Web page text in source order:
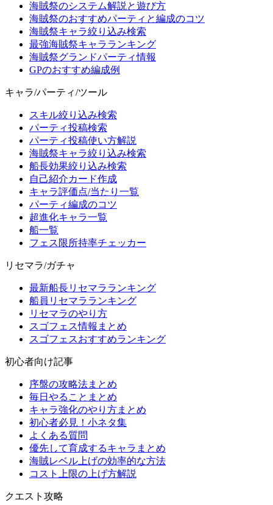
海賊祭のシステム解説と遊び方
海賊祭のおすすめパーティと編成のコツ
海賊祭キャラ絞り込み検索
最強海賊祭キャラランキング
海賊祭グランドパーティ情報
GPのおすすめ編成例
キャラ/パーティ/ツール
スキル絞り込み検索
パーティ投稿検索
パーティ投稿使い方解説
海賊祭キャラ絞り込み検索
船長効果絞り込み検索
自己紹介カード作成
キャラ評価点/当たり一覧
パーティ編成のコツ
超進化キャラ一覧
船一覧
フェス限所持率チェッカー
リセマラ/ガチャ
最新船長リセマラランキング
船員リセマラランキング
リセマラのやり方
スゴフェス情報まとめ
スゴフェスおすすめランキング
初心者向け記事
序盤の攻略法まとめ
毎日やることまとめ
キャラ強化のやり方まとめ
初心者必見！小ネタ集
よくある質問
優先して育成するキャラまとめ
海賊レベル上げの効率的な方法
コスト上限の上げ方解説
クエスト攻略